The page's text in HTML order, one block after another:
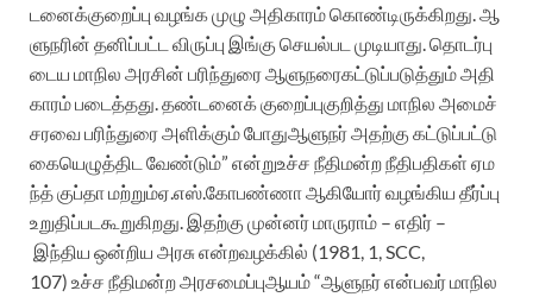
டனைக்குறைப்பு வழங்கமுழு அதிகாரம்கொண்டிருக்கிறது ஆ
ளுநரின் தனிப்பட்ட விருப்பு இங்கு செயல்பட முடியாது தொடர்பு
டைய மாநில அரசின் பரிந்துரைஆளுநரைகட்டுப்படுத்தும்அதி
காரம்படைத்தது தண்டனைக்குறைப்புகுறித்து மாநில அமைச்
சரவை பரிந்துரைஅளிக்கும்போதுஆளுநர்அதற்கு கட்டுப்பட்டு
கையெழுத்திட வேண்டும்” என்றுஉச்ச நீதிமன்றநீதிபதிகள் ஏம
ந்த்குப்தாமற்றும்ஏ எஸ்கோபண்ணாஆகியோர்வழங்கிய தீர்ப்பு
உறுதிப்பட கூறுகிறது இதற்கு முன்னர்மாருராம் – எதிர் –
இந்திய ஒன்றிய அரசுஎன்றவழக்கில் (1981, 1, SCC,
107) உச்ச நீதிமன்றஅரசமைப்புஆயம்“ஆளுநர்என்பவர்மாநில